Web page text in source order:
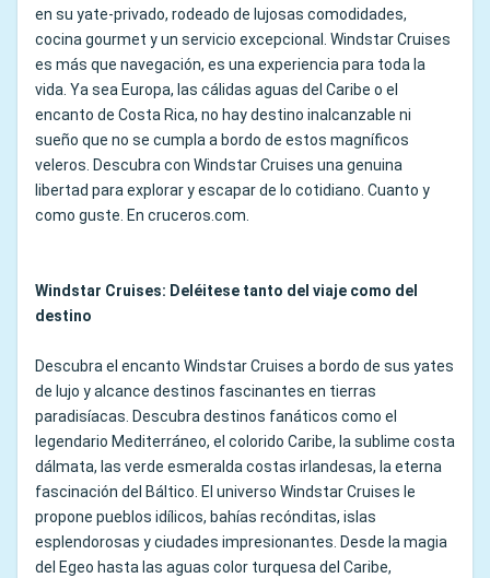
en su yate-privado, rodeado de lujosas comodidades,
cocina gourmet y un servicio excepcional. Windstar Cruises
es más que navegación, es una experiencia para toda la
vida. Ya sea Europa, las cálidas aguas del Caribe o el
encanto de Costa Rica, no hay destino inalcanzable ni
sueño que no se cumpla a bordo de estos magníficos
veleros. Descubra con Windstar Cruises una genuina
libertad para explorar y escapar de lo cotidiano. Cuanto y
como guste. En cruceros.com.
Windstar Cruises: Deléitese tanto del viaje como del
destino
Descubra el encanto Windstar Cruises a bordo de sus yates
de lujo y alcance destinos fascinantes en tierras
paradisíacas. Descubra destinos fanáticos como el
legendario Mediterráneo, el colorido Caribe, la sublime costa
dálmata, las verde esmeralda costas irlandesas, la eterna
fascinación del Báltico. El universo Windstar Cruises le
propone pueblos idílicos, bahías recónditas, islas
esplendorosas y ciudades impresionantes. Desde la magia
del Egeo hasta las aguas color turquesa del Caribe,